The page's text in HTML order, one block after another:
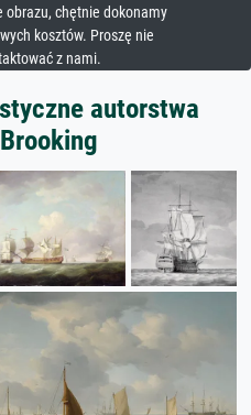
obrazu, chętnie dokonamy
kosztów. Proszę nie
z nami.
autorstwa